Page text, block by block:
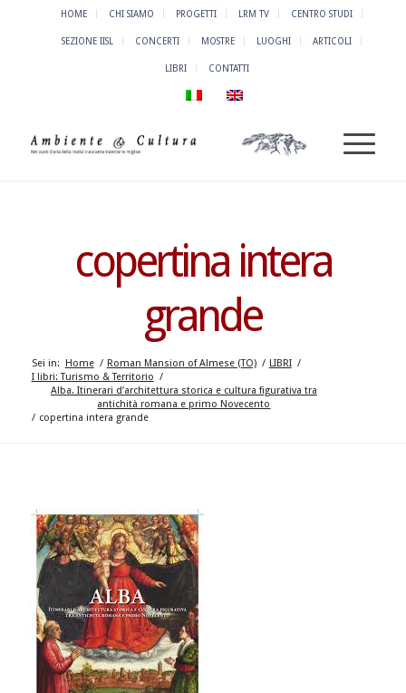
HOME CHI SIAMO PROGETTI LRM TV CENTRO STUDI
SEZIONE IISL CONCERTI MOSTRE LUOGHI ARTICOLI
LIBRI CONTATTI
copertina intera
grande
Sei in: Home / Roman Mansion of Almese (TO) / LIBRI /
I libri: Turismo & Territorio /
Alba. Itinerari d’architettura storica e cultura figurativa tra
antichità romana e primo Novecento
/ copertina intera grande